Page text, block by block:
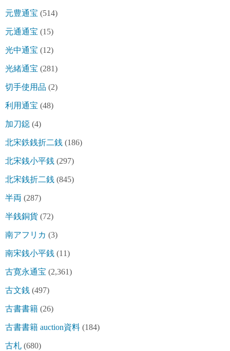
元豊通宝 (514)
元通通宝 (15)
光中通宝 (12)
光緒通宝 (281)
切手使用品 (2)
利用通宝 (48)
加刀鐚 (4)
北宋鉄銭折二銭 (186)
北宋銭小平銭 (297)
北宋銭折二銭 (845)
半両 (287)
半銭銅貨 (72)
南アフリカ (3)
南宋銭小平銭 (11)
古寛永通宝 (2,361)
古文銭 (497)
古書書籍 (26)
古書書籍 auction資料 (184)
古札 (680)